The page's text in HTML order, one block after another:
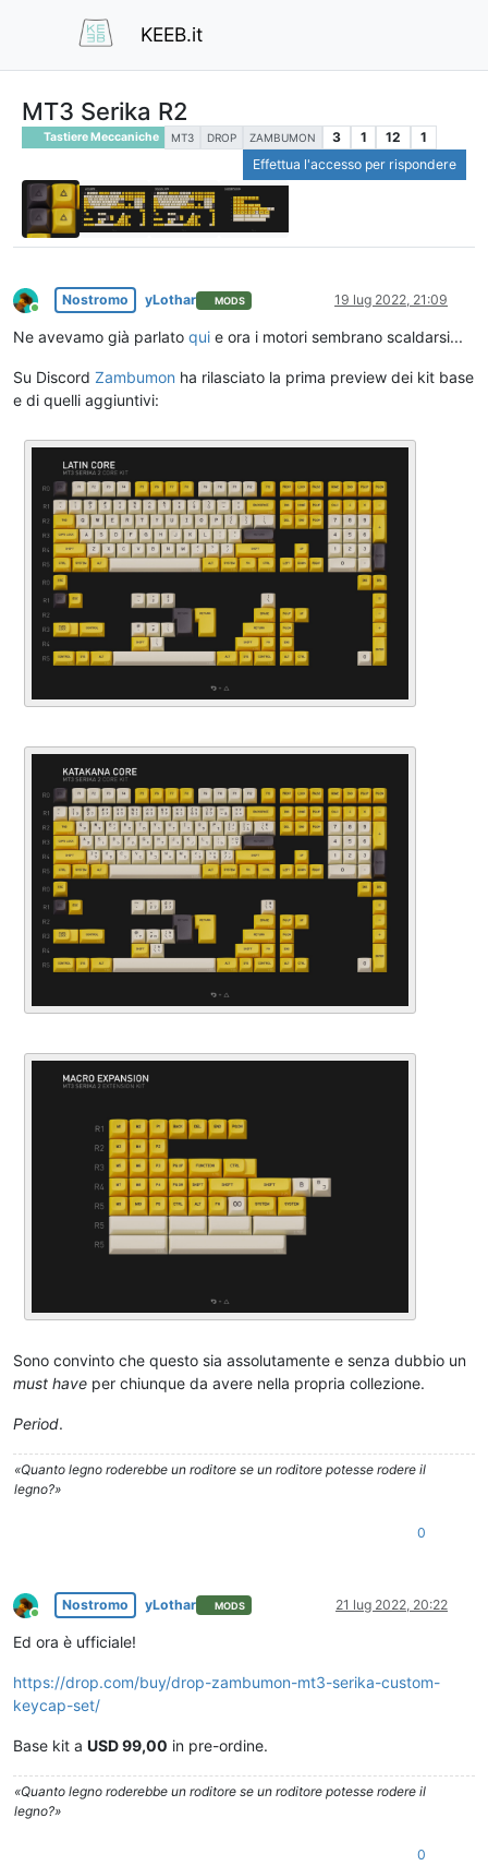
KEEB.it
MT3 Serika R2
Tastiere Meccaniche MT3 DROP ZAMBUMON 3 1 12
1
Effettua l'accesso per rispondere
Online
Nostromo yLothar MODS 19 lug 2022, 21:09
Ne avevamo già parlato qui e ora i motori sembrano scaldarsi...
Su Discord Zambumon ha rilasciato la prima preview dei kit base
e di quelli aggiuntivi:
Sono convinto che questo sia assolutamente e senza dubbio un
must have per chiunque da avere nella propria collezione.
Period.
«Quanto legno roderebbe un roditore se un roditore potesse rodere il
legno?»
0
Online
Nostromo yLothar MODS 21 lug 2022, 20:22
Ed ora è ufficiale!
https://drop.com/buy/drop-zambumon-mt3-serika-custom-
keycap-set/
Base kit a USD 99,00 in pre-ordine.
«Quanto legno roderebbe un roditore se un roditore potesse rodere il
legno?»
0